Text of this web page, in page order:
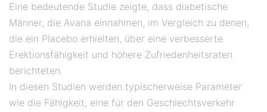
Eine bedeutende Studie zeigte, dass diabetische
Männer, die Avana einnahmen, im Vergleich zu denen,
die ein Placebo erhielten, über eine verbesserte
Erektionsfähigkeit und höhere Zufriedenheitsraten
berichteten.
In diesen Studien werden typischerweise Parameter
wie die Fähigkeit, eine für den Geschlechtsverkehr